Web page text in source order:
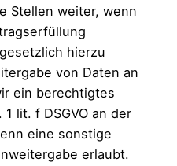
Stellen weiter, wenn
hierzu
von Daten an
ein berechtigtes
lit. f DSGVO an der
eine sonstige
erlaubt.